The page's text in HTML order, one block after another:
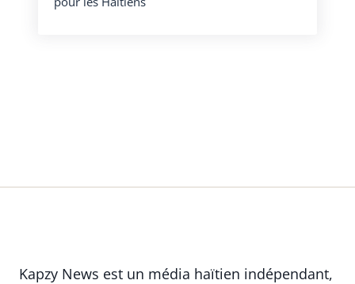
Kapzy News est un média haïtien indépendant,